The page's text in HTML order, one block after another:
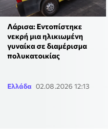
Λάρισα: Εντοπίστηκε
νεκρή μια ηλικιωμένη
γυναίκα σε διαμέρισμα
πολυκατοικίας
Ελλάδα 02.08.2026 12:13